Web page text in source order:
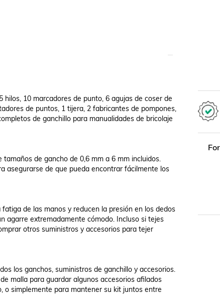
10 marcadores de punto, 6 agujas de coser de
de puntos, 1 tijera, 2 fabricantes de pompones,
de ganchillo para manualidades de bricolaje
de gancho de 0,6 mm a 6 mm incluidos.
asegurarse de que pueda encontrar fácilmente los
de las manos y reducen la presión en los dedos
agarre extremadamente cómodo. Incluso si tejes
otros suministros y accesorios para tejer
los ganchos, suministros de ganchillo y accesorios.
malla para guardar algunos accesorios afilados
o simplemente para mantener su kit juntos entre